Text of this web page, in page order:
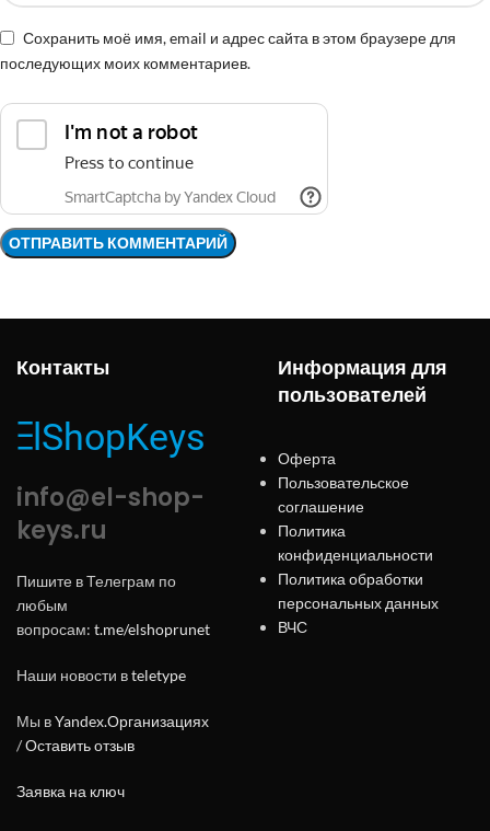
Сохранить моё имя, email и адрес сайта в этом браузере для
последующих моих комментариев.
Контакты
info@el-shop-
keys.ru
Пишите в Телеграм по
любым
вопросам: t.me/elshoprunet
Наши новости вteletype
Мы вYandex.Организациях
/Оставить отзыв
Заявка на ключ
Информация для
пользователей
Оферта
Пользовательское
соглашение
Политика
конфиденциальности
Политика обработки
персональных данных
ВЧС